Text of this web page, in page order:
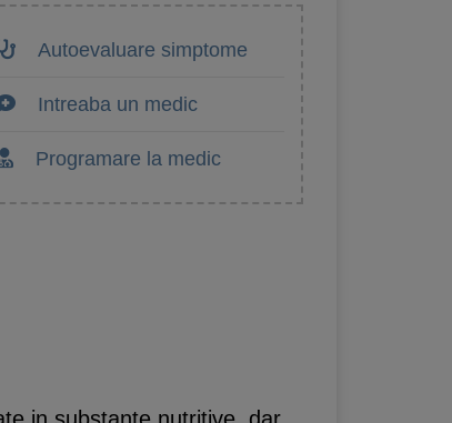
Autoevaluare simptome
Intreaba un medic
Programare la medic
in substante nutritive, dar